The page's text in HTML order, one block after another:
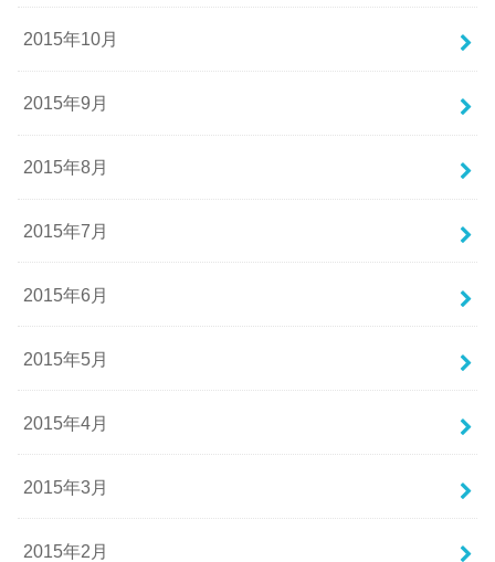
2015年10月
2015年9月
2015年8月
2015年7月
2015年6月
2015年5月
2015年4月
2015年3月
2015年2月